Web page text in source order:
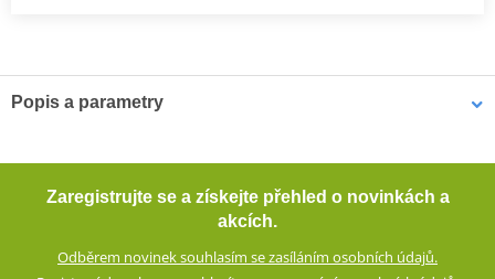
Popis a parametry
Pohodlné motocyklové džíny s klasickým rovným střihem s 5
kapsami. Džíny vypadají velmi civilně, díky příměsi elastanu se
podšívka na exponovaných místech a CE certifikované chrániče
Zaregistrujte se a získejte přehled o novinkách a
akcích.
Odběrem novinek souhlasím se zasíláním osobních údajů.